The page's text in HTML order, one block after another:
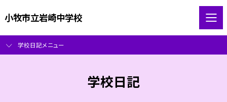
小牧市立岩崎中学校
学校日記メニュー
学校日記